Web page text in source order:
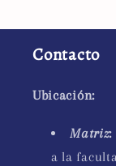
Contacto
Ubicación:
Matriz:
a la